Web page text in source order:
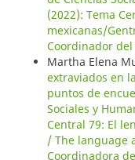
(2022): Tema
mexicanas/
Coordinador
Martha Elena
extraviados en
puntos de
Sociales y
Central 79: El
/ The language
Coordinadora